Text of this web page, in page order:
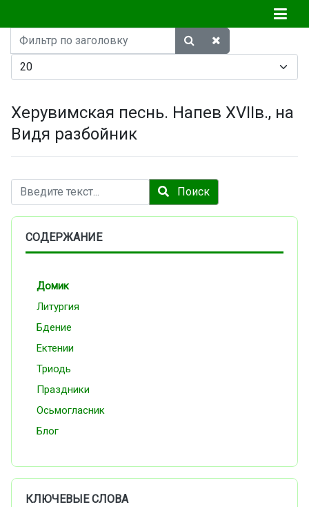
Фильтр
по
заголовку
Кол-во строк:
Херувимская песнь. Напев XVIIв., на
Видя разбойник
Поиск Поиск
СОДЕРЖАНИЕ
Домик
Литургия
Бдение
Ектении
Триодь
Праздники
Осьмогласник
Блог
КЛЮЧЕВЫЕ СЛОВА